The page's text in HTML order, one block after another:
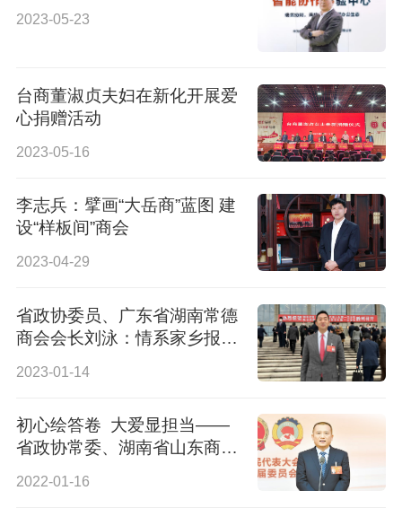
2023-05-23
台商董淑贞夫妇在新化开展爱
心捐赠活动
2023-05-16
李志兵：擘画“大岳商”蓝图 建
设“样板间”商会
2023-04-29
省政协委员、广东省湖南常德
商会会长刘泳：情系家乡报桑
2023-01-14
初心绘答卷 大爱显担当——
省政协常委、湖南省山东商会
2022-01-16